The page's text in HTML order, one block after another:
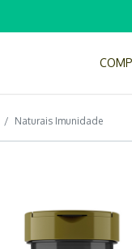
Naturais Imunidade